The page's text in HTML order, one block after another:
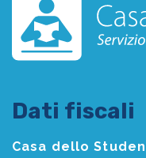
Dati fiscali
Casa dello